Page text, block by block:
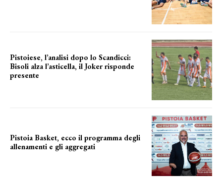
Pistoiese, l’analisi dopo lo Scandicci:
Bisoli alza l’asticella, il Joker risponde
presente
Pistoia Basket, ecco il programma degli
allenamenti e gli aggregati